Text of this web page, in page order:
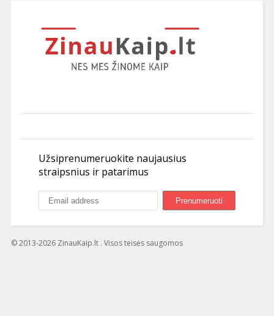
Užsiprenumeruokite naujausius
straipsnius ir patarimus
© 2013-2026 ZinauKaip.lt . Visos teisės saugomos